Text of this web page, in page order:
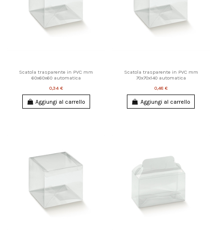
Scatola trasparente in PVC mm
60x60x60 automatica
0,34 €
Aggiungi al carrello
Scatola trasparente in PVC mm
70x70x140 automatica
0,48 €
Aggiungi al carrello